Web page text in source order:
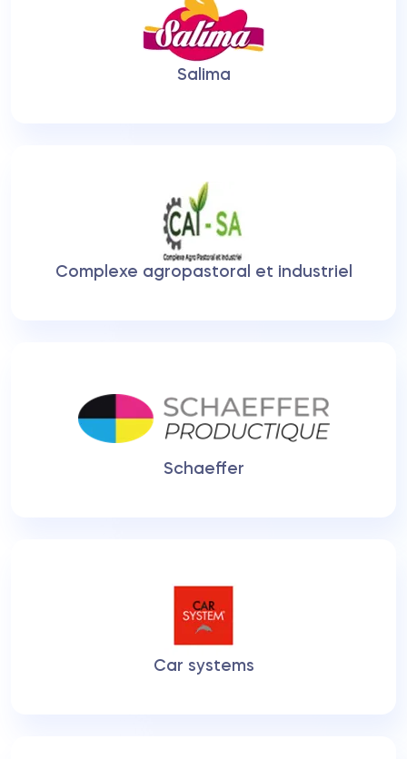
Salima
Complexe agropastoral et industriel
Schaeffer
Car systems